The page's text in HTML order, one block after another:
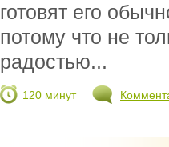
готовят его
потому что не
радостью...
120 минут